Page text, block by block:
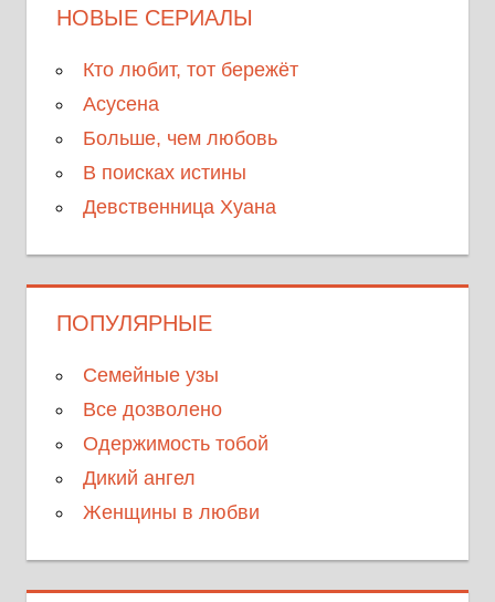
НОВЫЕ СЕРИАЛЫ
Кто любит, тот бережёт
Асусена
Больше, чем любовь
В поисках истины
Девственница Хуана
ПОПУЛЯРНЫЕ
Семейные узы
Все дозволено
Одержимость тобой
Дикий ангел
Женщины в любви